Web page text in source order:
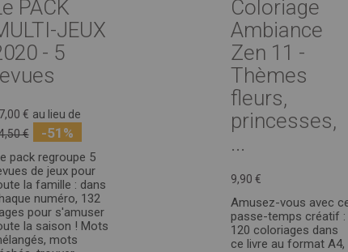
PACK
JEUX
- 5
€ au lieu de
€
-51%
pack regroupe 5
de jeux pour
la famille : dans
numéro, 132
pour s'amuser
la saison ! Mots
mots
Coloriage
Ambiance
Zen 11 -
Thèmes
fleurs,
princesses,
...
9,90 €
Amusez-vous avec
passe-temps créatif :
120 coloriages dans
ce livre au format A4,